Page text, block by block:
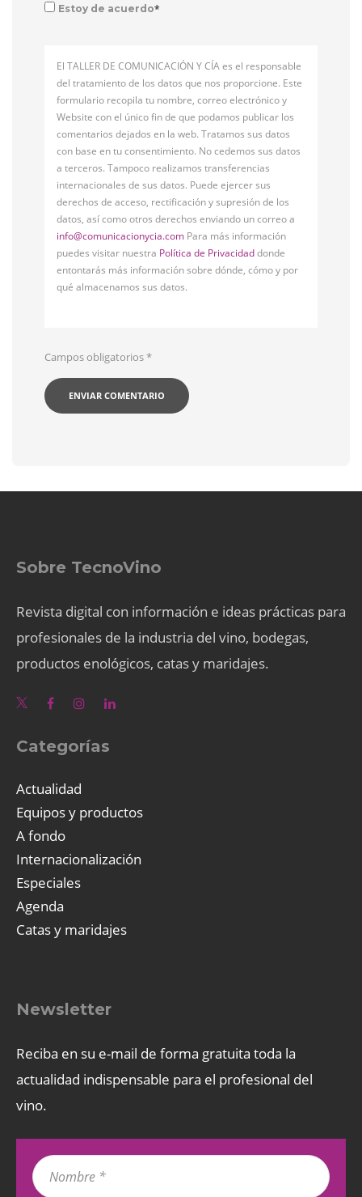
Estoy de acuerdo*
El TALLER DE COMUNICACIÓN Y CÍA es el responsable
del tratamiento de los datos que nos proporcione. Este
formulario recopila tu nombre, correo electrónico y
Website con el único fin de que podamos publicar los
comentarios dejados en la web. Tratamos sus datos
con base en tu consentimiento. No cedemos sus datos
a terceros. Tampoco realizamos transferencias
internacionales de sus datos. Puede ejercer sus
derechos de acceso, rectificación y supresión de los
datos, así como otros derechos enviando un correo a
info@comunicacionycia.com Para más información
puedes visitar nuestra Política de Privacidaddonde
entontarás más información sobre dónde, cómo y por
qué almacenamos sus datos.
Campos obligatorios*
Sobre TecnoVino
Revista digital con información e ideas prácticas para
profesionales de la industria del vino, bodegas,
productos enológicos, catas y maridajes.
Categorías
Actualidad
Equipos y productos
A fondo
Internacionalización
Especiales
Agenda
Catas y maridajes
Newsletter
Reciba en su e-mail de forma gratuita toda la
actualidad indispensable para el profesional del
vino.